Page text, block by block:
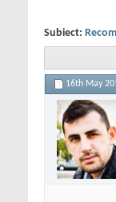
Subiect:
16th May